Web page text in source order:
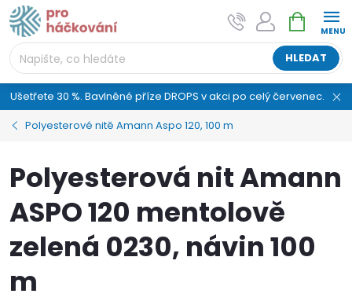
Přejít
na
obsah
HLEDAT
NÁKUPNÍ
KOŠÍK
Ušetřete 30 %. Bavlněné příze DROPS v akci po celý červenec.
Polyesterové nitě Amann Aspo 120, 100 m
Polyesterová nit Amann
ASPO 120 mentolově
zelená 0230, návin 100
m
AI asistent "pani Klubíčková" –
ProHackovani.cz
Jsme e-shop s více než osmiletou tradicí a máme pro
vás připraveno více než 25 tisíc produktů. Vše skladem,
připravené k odeslání.